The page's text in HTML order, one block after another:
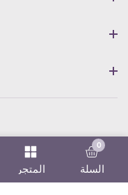
المتجر السلة
00 items